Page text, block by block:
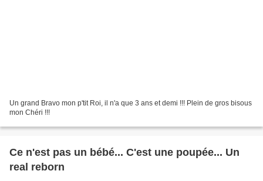
Un grand Bravo mon p'tit Roi, il n'a que 3 ans et demi !!! Plein de gros bisous
mon Chéri !!!
Ce n'est pas un bébé... C'est une poupée... Un
real reborn